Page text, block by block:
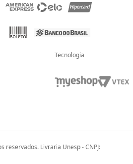
Tecnologia
reservados. Livraria Unesp - CNPJ: